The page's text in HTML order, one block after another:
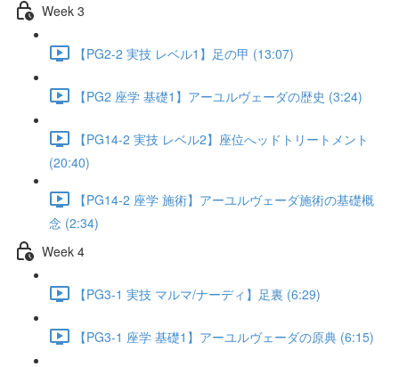
Week 3
【PG2-2 実技 レベル1】足の甲 (13:07)
【PG2 座学 基礎1】アーユルヴェーダの歴史 (3:24)
【PG14-2 実技 レベル2】座位へッドトリートメント
(20:40)
【PG14-2 座学 施術】アーユルヴェーダ施術の基礎概
念 (2:34)
Week 4
【PG3-1 実技 マルマ/ナーディ】足裏 (6:29)
【PG3-1 座学 基礎1】アーユルヴェーダの原典 (6:15)